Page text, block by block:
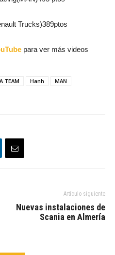
Trucks)389ptos
para ver más videos
TEAM Hanh
MAN
Artículo siguiente
Nuevas instalaciones de
Scania en Almería